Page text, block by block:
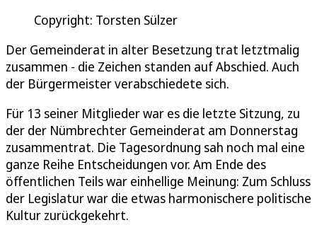
Copyright: Torsten Sülzer
Der Gemeinderat in alter Besetzung trat letztmalig
zusammen - die Zeichen standen auf Abschied. Auch
der Bürgermeister verabschiedete sich.
Für 13 seiner Mitglieder war es die letzte Sitzung, zu
der der Nümbrechter Gemeinderat am Donnerstag
zusammentrat. Die Tagesordnung sah noch mal eine
ganze Reihe Entscheidungen vor. Am Ende des
öffentlichen Teils war einhellige Meinung: Zum Schluss
der Legislatur war die etwas harmonischere politische
Kultur zurückgekehrt.